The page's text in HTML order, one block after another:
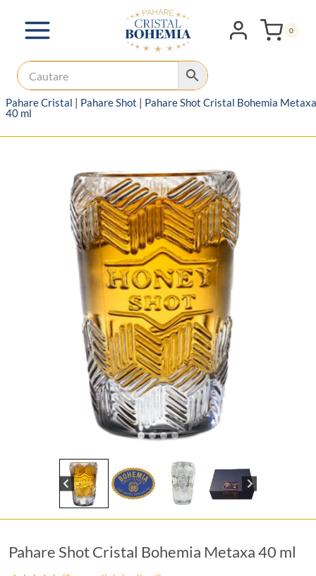
0
Pahare Cristal | Pahare Shot | Pahare Shot Cristal Bohemia Metaxa
40 ml
Pahare Shot Cristal Bohemia Metaxa 40 ml